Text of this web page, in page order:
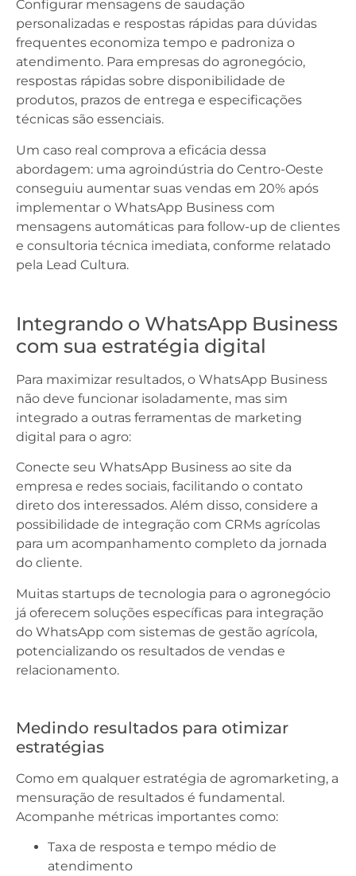
Configurar mensagens de saudação
personalizadas e respostas rápidas para dúvidas
frequentes economiza tempo e padroniza o
atendimento. Para empresas do agronegócio,
respostas rápidas sobre disponibilidade de
produtos, prazos de entrega e especificações
técnicas são essenciais.
Um caso real comprova a eficácia dessa
abordagem: uma agroindústria do Centro-Oeste
conseguiu aumentar suas vendas em 20% após
implementar o WhatsApp Business com
mensagens automáticas para follow-up de clientes
e consultoria técnica imediata, conforme relatado
pela Lead Cultura.
Integrando o WhatsApp Business
com sua estratégia digital
Para maximizar resultados, o WhatsApp Business
não deve funcionar isoladamente, mas sim
integrado a outras ferramentas de marketing
digital para o agro:
Conecte seu WhatsApp Business ao site da
empresa e redes sociais, facilitando o contato
direto dos interessados. Além disso, considere a
possibilidade de integração com CRMs agrícolas
para um acompanhamento completo da jornada
do cliente.
Muitas startups de tecnologia para o agronegócio
já oferecem soluções específicas para integração
do WhatsApp com sistemas de gestão agrícola,
potencializando os resultados de vendas e
relacionamento.
Medindo resultados para otimizar
estratégias
Como em qualquer estratégia de agromarketing, a
mensuração de resultados é fundamental.
Acompanhe métricas importantes como:
Taxa de resposta e tempo médio de
atendimento